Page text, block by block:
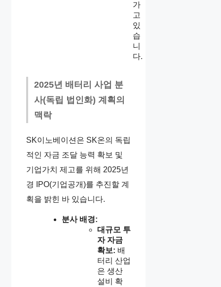
가
고
있
습
니
다.
2025년 배터리 사업 분
사(독립 법인화) 계획의
맥락
SK이노베이션은 SK온의 독립
적인 자금 조달 능력 확보 및
기업가치 제고를 위해 2025년
경 IPO(기업공개)를 추진할 계
획을 밝힌 바 있습니다.
분사 배경:
대규모 투
자 자금
확보: 배
터리 산업
은 생산
설비 확